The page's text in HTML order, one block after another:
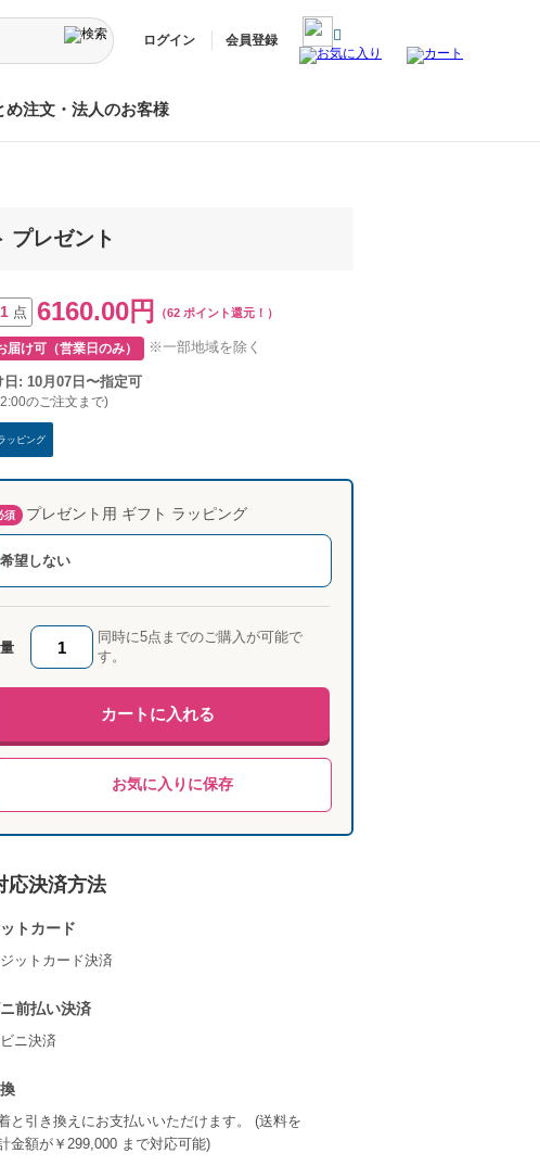
ログイン 会員登録
め注文・法人のお客様
プレゼント
1 点 6160.00円 （62 ポイント還元！）
届け可（営業日のみ） ※一部地域を除く
日: 10月07日〜指定可
のご注文まで)
ッピング
須 プレゼント用 ギフト ラッピング
希望しない
同時に5点までのご購入が可能で
す。
カートに入れる
お気に入りに保存
応決済方法
トカード
前払い決済
と引き換えにお支払いいただけます。 (送料を
金額が￥299,000 まで対応可能)